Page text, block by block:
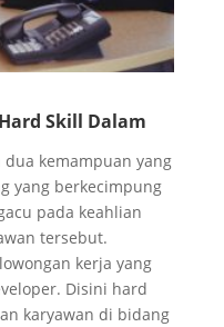
Skill Dalam
kemampuan yang
yang berkecimpung
pada keahlian
tersebut.
kerja yang
Disini hard
karyawan di bidang